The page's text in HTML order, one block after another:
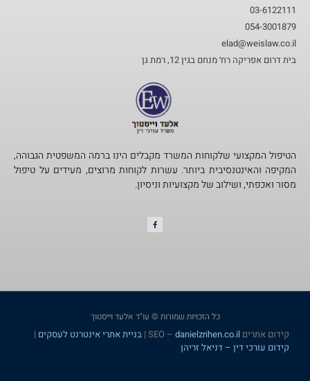
03-6122111
054-3001879
elad@weislaw.co.il
בית דרום אפריקה רח׳ מנחם בגין 12, רמת גן
הטיפול המקצועי שלקוחות המשרד מקבלים הינו ברמה המשפטית הגבוהה,
המקיפה והאינטנסיבית ביותר. עשרות לקוחות מרוצים, מעידים על טיפול
מסור ואכפתי, ושילוב של מקצועיות וניסיון.​
כל הזכויות שמורות © עו"ד אלעד וייסטוך
קידום אתרים SEO – danielzrihen.co.il
| בניית אתרי אינטרנט לעסקים |
קידום עורכי דין – דניאל זריהן